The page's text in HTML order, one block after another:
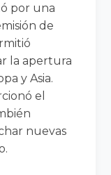
por una
de
la apertura
y Asia.
el
nuevas